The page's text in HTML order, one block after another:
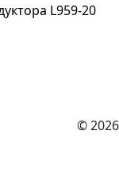
L959-20
© 2026